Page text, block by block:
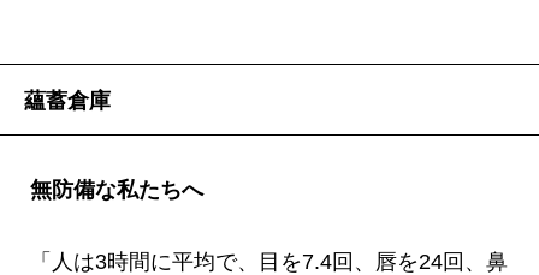
蘊蓄倉庫
無防備な私たちへ
「人は3時間に平均で、目を7.4回、唇を24回、鼻